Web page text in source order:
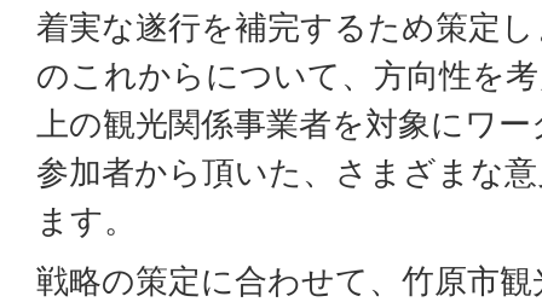
着実な遂行を補完するため策定
のこれからについて、方向性を
上の観光関係事業者を対象にワ
参加者から頂いた、さまざまな
ます。
戦略の策定に合わせて、竹原市